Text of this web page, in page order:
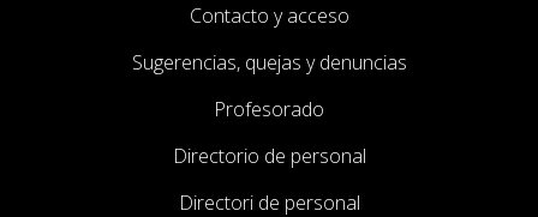
Contacto y acceso
Sugerencias, quejas y denuncias
Profesorado
Directorio de personal
Directori de personal